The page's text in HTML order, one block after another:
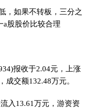
，如果不转板，三分之
a股股价比较合理
报收于2.04元，上涨
成交额132.48万元。
入13.61万元，游资资